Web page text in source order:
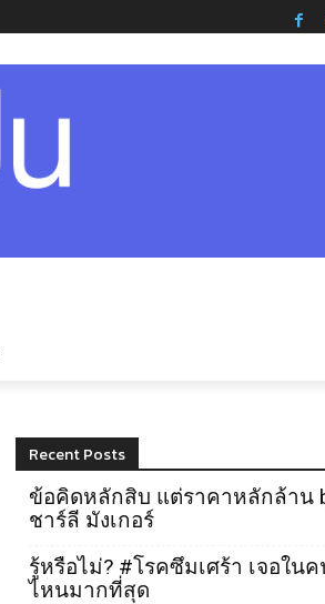
Recent Posts
ข้อคิดหลักสิบ แต่ราคาหลักล้าน
ชาร์ลี มังเกอร์
รู้หรือไม่? #โรคซึมเศร้า เจอใน
ไหนมากที่สุด